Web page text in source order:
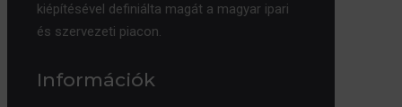
kiépítésével definiálta magát a magyar ipari
és szervezeti piacon.
Információk